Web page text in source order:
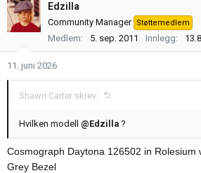
Edzilla
Community Manager Støttemedlem
Medlem 5. sep. 2011 Innlegg
11. juni 2026
Shawn Carter skrev:
Hvilken modell @Edzilla ?
Cosmograph Daytona 126502 in Rolesium
Grey Bezel